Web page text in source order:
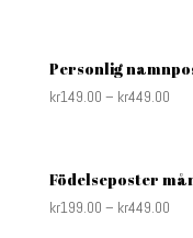
Personlig
kr149.00 – kr449.00
Födelseposter
kr199.00 – kr449.00